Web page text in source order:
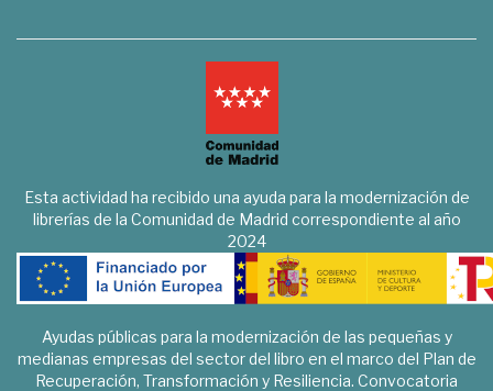
Esta actividad ha recibido una ayuda para la modernización de
librerías de la Comunidad de Madrid correspondiente al año
2024
Ayudas públicas para la modernización de las pequeñas y
medianas empresas del sector del libro en el marco del Plan de
Recuperación, Transformación y Resiliencia. Convocatoria